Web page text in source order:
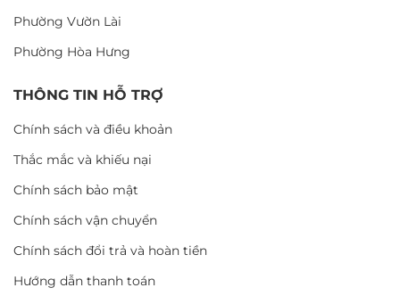
Phường Vườn Lài
Phường Hòa Hưng
THÔNG TIN HỖ TRỢ
Chính sách và điều khoản
Thắc mắc và khiếu nại
Chính sách bảo mật
Chính sách vận chuyển
Chính sách đổi trả và hoàn tiền
Hướng dẫn thanh toán